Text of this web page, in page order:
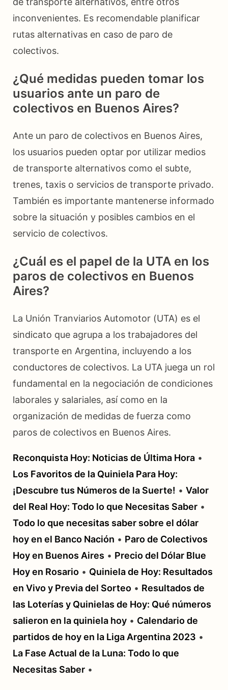
inconvenientes. Es recomendable planificar
rutas alternativas en caso de paro de
colectivos.
¿Qué medidas pueden tomar los
usuarios ante un paro de
colectivos en Buenos Aires?
Ante un paro de colectivos en Buenos Aires,
los usuarios pueden optar por utilizar medios
de transporte alternativos como el subte,
trenes, taxis o servicios de transporte privado.
También es importante mantenerse informado
sobre la situación y posibles cambios en el
servicio de colectivos.
¿Cuál es el papel de la UTA en los
paros de colectivos en Buenos
Aires?
La Unión Tranviarios Automotor (UTA) es el
sindicato que agrupa a los trabajadores del
transporte en Argentina, incluyendo a los
conductores de colectivos. La UTA juega un rol
fundamental en la negociación de condiciones
laborales y salariales, así como en la
organización de medidas de fuerza como
paros de colectivos en Buenos Aires.
Reconquista Hoy: Noticias de Última Hora •
Los Favoritos de la Quiniela Para Hoy:
¡Descubre tus Números de la Suerte! • Valor
del Real Hoy: Todo lo que Necesitas Saber •
Todo lo que necesitas saber sobre el dólar
hoy en el Banco Nación • Paro de Colectivos
Hoy en Buenos Aires • Precio del Dólar Blue
Hoy en Rosario • Quiniela de Hoy: Resultados
en Vivo y Previa del Sorteo • Resultados de
las Loterías y Quinielas de Hoy: Qué números
salieron en la quiniela hoy • Calendario de
partidos de hoy en la Liga Argentina 2023 •
La Fase Actual de la Luna: Todo lo que
Necesitas Saber •